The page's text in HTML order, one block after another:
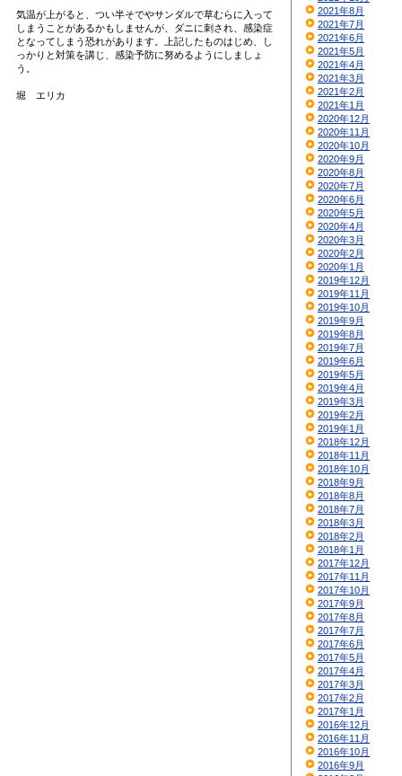
気温が上がると、つい半そでやサンダルで草むらに入って
しまうことがあるかもしませんが、ダニに刺され、感染症
となってしまう恐れがあります。上記したものはじめ、し
っかりと対策を講じ、感染予防に努めるようにしましょ
う。
堀 エリカ
2021年8月
2021年7月
2021年6月
2021年5月
2021年4月
2021年3月
2021年2月
2021年1月
2020年12月
2020年11月
2020年10月
2020年9月
2020年8月
2020年7月
2020年6月
2020年5月
2020年4月
2020年3月
2020年2月
2020年1月
2019年12月
2019年11月
2019年10月
2019年9月
2019年8月
2019年7月
2019年6月
2019年5月
2019年4月
2019年3月
2019年2月
2019年1月
2018年12月
2018年11月
2018年10月
2018年9月
2018年8月
2018年7月
2018年3月
2018年2月
2018年1月
2017年12月
2017年11月
2017年10月
2017年9月
2017年8月
2017年7月
2017年6月
2017年5月
2017年4月
2017年3月
2017年2月
2017年1月
2016年12月
2016年11月
2016年10月
2016年9月